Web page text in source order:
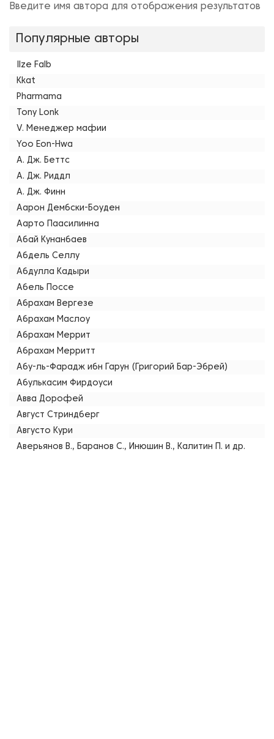
Введите имя автора для отображения результатов
Популярные авторы
Ilze Falb
Kkat
Pharmama
Tony Lonk
V. Менеджер мафии
Yoo Eon-Hwa
А. Дж. Беттс
А. Дж. Риддл
А. Дж. Финн
Аарон Дембски-Боуден
Аарто Паасилинна
Абай Кунанбаев
Абдель Селлу
Абдулла Кадыри
Абель Поссе
Абрахам Вергезе
Абрахам Маслоу
Абрахам Меррит
Абрахам Мерритт
Абу-ль-Фарадж ибн Гарун (Григорий Бар-Эбрей)
Абулькасим Фирдоуси
Авва Дорофей
Август Стриндберг
Августо Кури
Аверьянов В., Баранов С., Инюшин В., Калитин П. и др.